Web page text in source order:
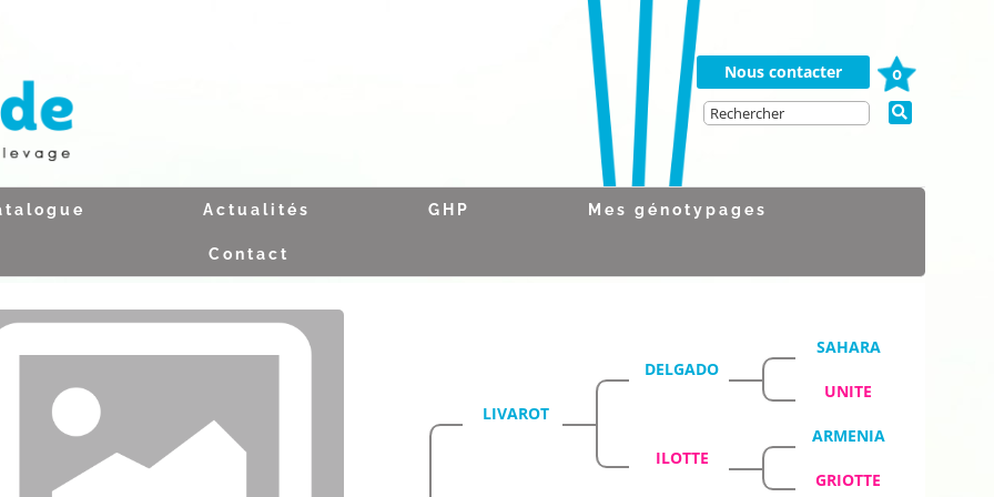
Nous contacter
0
Actualités GHP Mes génotypages
Contact
LIVAROT
DELGADO
SAHARA
UNITE
ILOTTE
ARMENIA
GRIOTTE